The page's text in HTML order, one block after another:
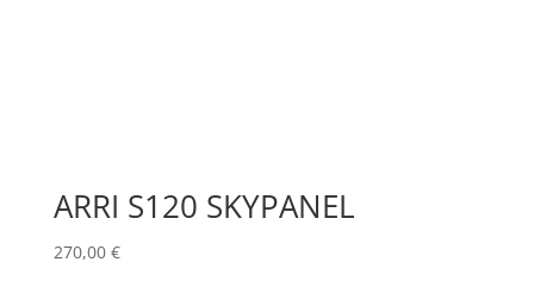
ARRI S120 SKYPANEL
270,00 €